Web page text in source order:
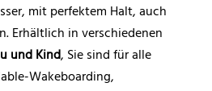
mit perfektem Halt, auch
Erhältlich in verschiedenen
und Kind, Sie sind für alle
Wakeboarding,